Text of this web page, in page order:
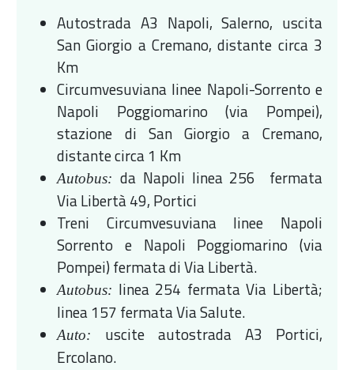
Autostrada A3 Napoli, Salerno, uscita
San Giorgio a Cremano, distante circa 3
Km
Circumvesuviana linee Napoli-Sorrento e
Napoli Poggiomarino (via Pompei),
stazione di San Giorgio a Cremano,
distante circa 1 Km
Autobus: da Napoli linea 256 fermata
Via Libertà 49, Portici
Treni Circumvesuviana linee Napoli
Sorrento e Napoli Poggiomarino (via
Pompei) fermata di Via Libertà.
Autobus: linea 254 fermata Via Libertà;
linea 157 fermata Via Salute.
Auto: uscite autostrada A3 Portici,
Ercolano.